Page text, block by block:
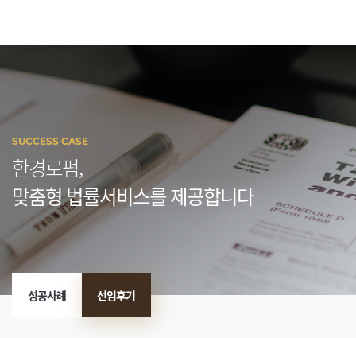
SUCCESS CASE
한경로펌,
맞춤형 법률서비스를 제공합니다
성공사례 선임후기